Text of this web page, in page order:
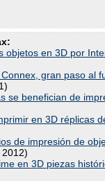
objetos en 3D por
gran paso al
se benefician de
en 3D réplicas
de impresión de
en 3D piezas